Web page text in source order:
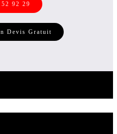
92 29
Devis Gratuit